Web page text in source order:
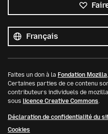
les
langues
Langue
Faites un don à la Fondation Mozilla
Certaines parties de ce contenu
contributeurs individuels de
sous licence Creative Commons.
Déclaration de confidentialité du
Cookies